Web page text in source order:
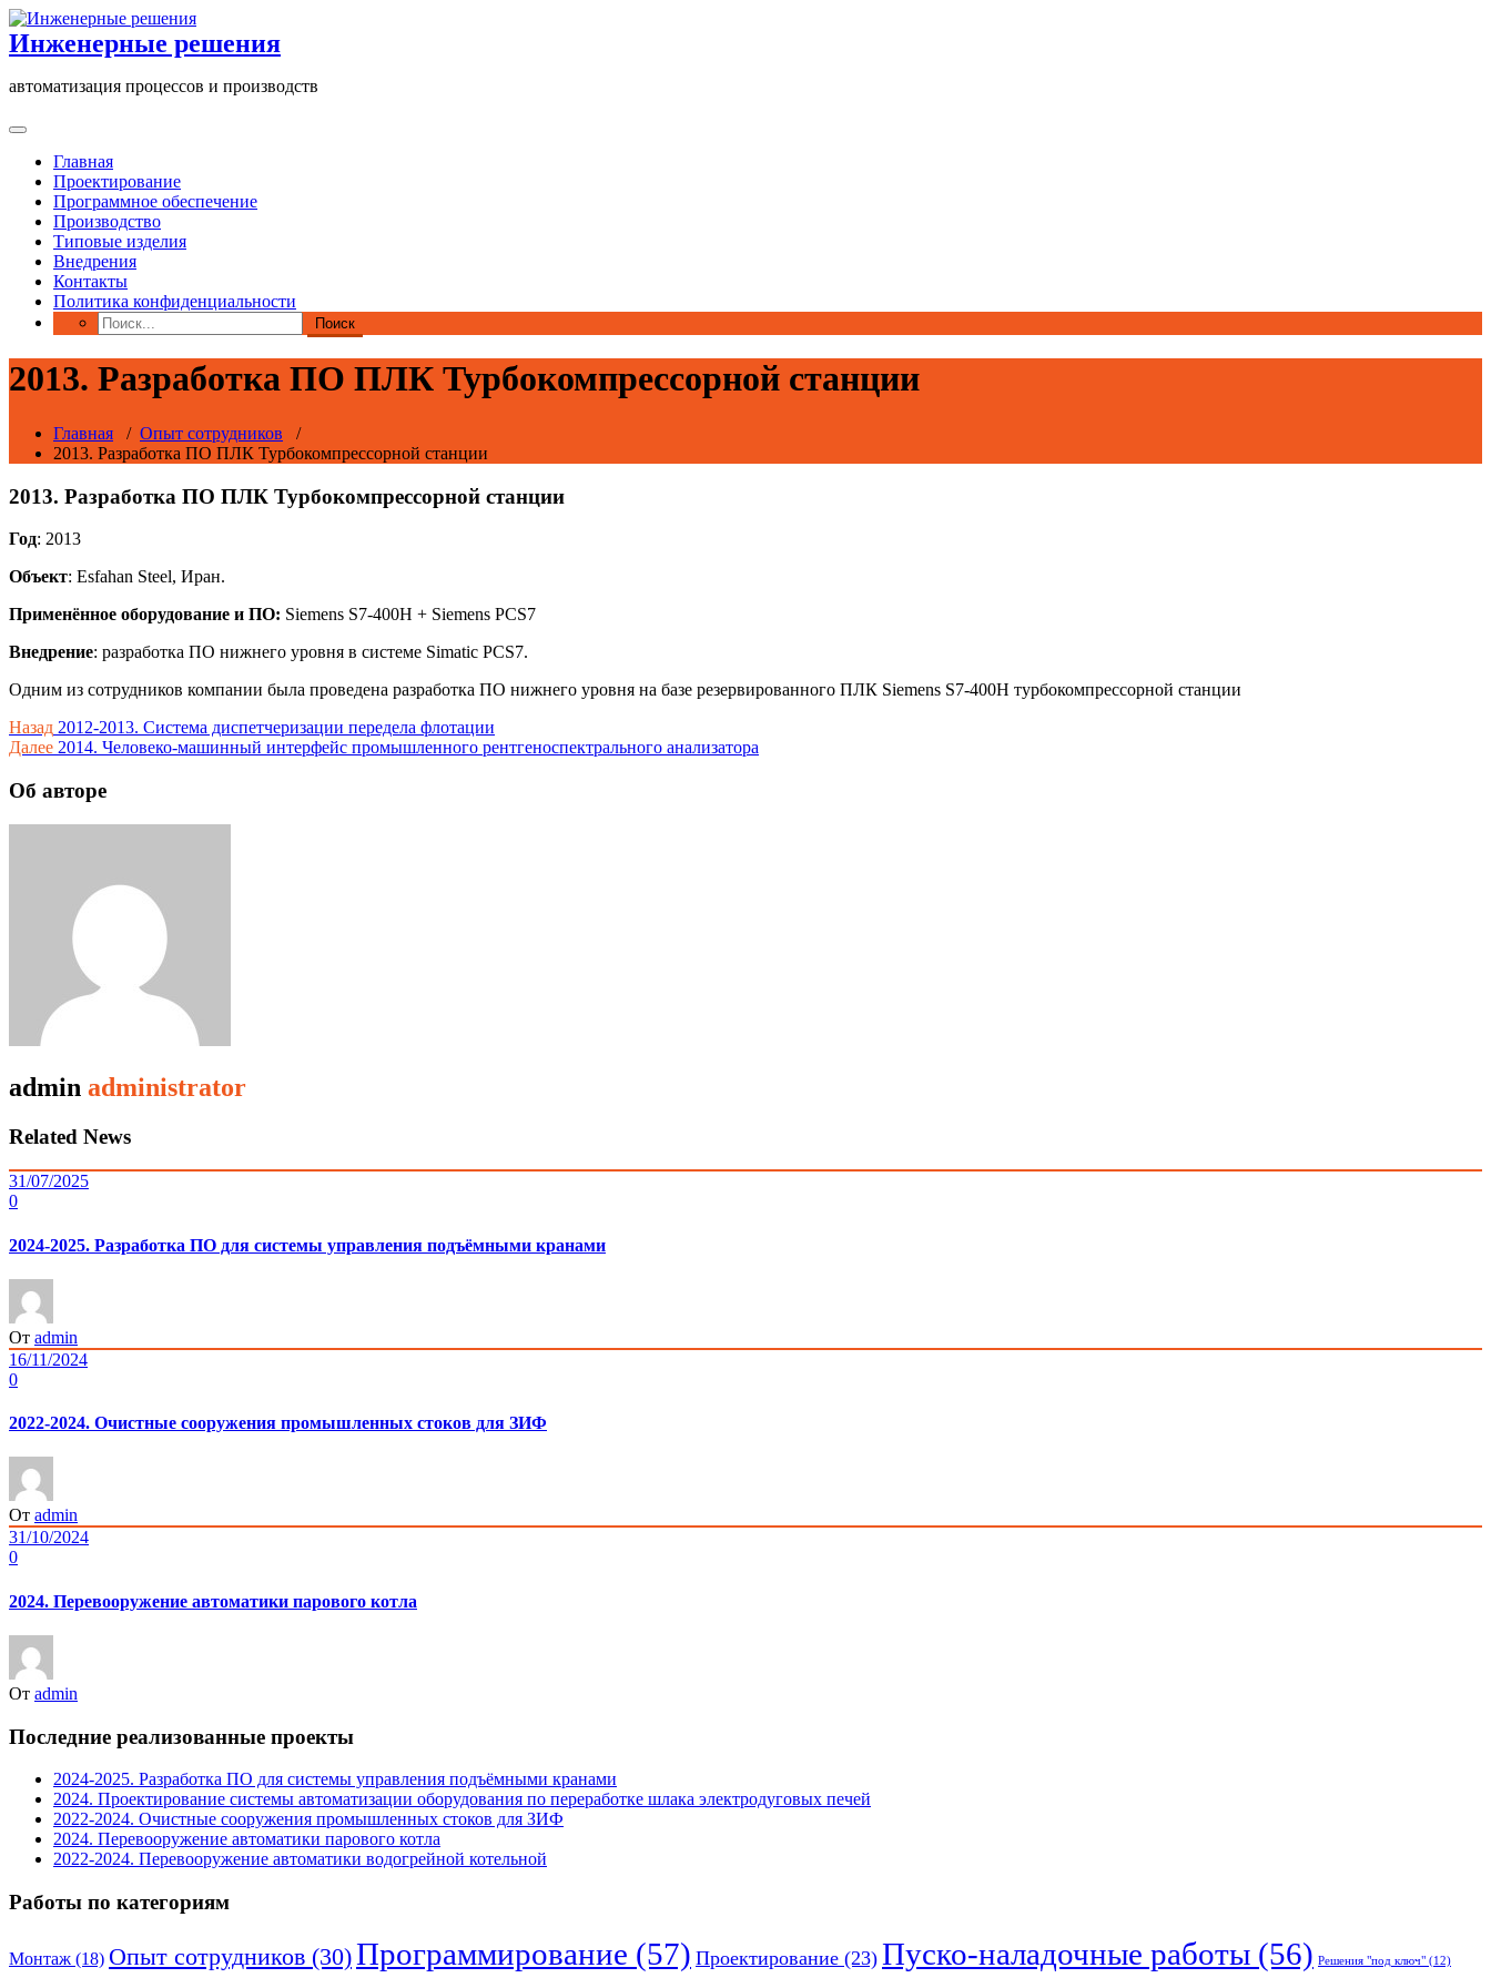
Перейти
к
содержимому
Инженерные решения
автоматизация процессов и производств
Главная
Проектирование
Программное обеспечение
Производство
Типовые изделия
Внедрения
Контакты
Политика конфиденциальности
2013. Разработка ПО ПЛК Турбокомпрессорной станции
Главная / Опыт сотрудников /
2013. Разработка ПО ПЛК Турбокомпрессорной станции
2013. Разработка ПО ПЛК Турбокомпрессорной станции
Год: 2013
Объект: Esfahan Steel, Иран.
Применённое оборудование и ПО: Siemens S7-400H + Siemens PCS7
Внедрение: разработка ПО нижнего уровня в системе Simatic PCS7.
Одним из сотрудников компании была проведена разработка ПО нижнего уровня на базе резервированного ПЛК Siemens S7-400H турбокомпрессорной станции
Навигация
по
записям
Назад 2012-2013. Система диспетчеризации передела флотации
Далее 2014. Человеко-машинный интерфейс промышленного рентгеноспектрального анализатора
Об авторе
admin administrator
Related News
31/07/2025
0
2024-2025. Разработка ПО для системы управления подъёмными кранами
От admin
16/11/2024
0
2022-2024. Очистные сооружения промышленных стоков для ЗИФ
От admin
31/10/2024
0
2024. Перевооружение автоматики парового котла
От admin
Последние реализованные проекты
2024-2025. Разработка ПО для системы управления подъёмными кранами
2024. Проектирование системы автоматизации оборудования по переработке шлака электродуговых печей
2022-2024. Очистные сооружения промышленных стоков для ЗИФ
2024. Перевооружение автоматики парового котла
2022-2024. Перевооружение автоматики водогрейной котельной
Работы по категориям
Монтаж (18) Опыт сотрудников (30)Программирование (57) Проектирование (23) Пуско-наладочные работы (56) Решения "под ключ" (12)